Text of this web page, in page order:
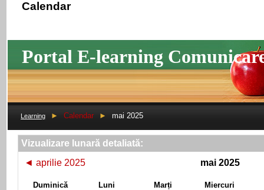
Calendar
Portal E-learning
Learning ► Calendar ► mai 2025
Vizualizare lunară detaliată:
◄ aprilie 2025 mai 2025
Duminică Luni Marți Miercuri